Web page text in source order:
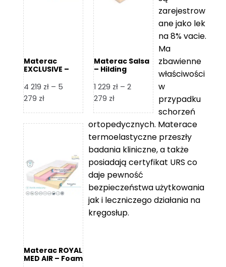
Materac
EXCLUSIVE –
4 219 zł – 5
279 złZakres
od
5
279 zł
Materac Salsa
– Hilding
1 229 zł – 2
279 złZakres
od
1
229 zł
2
279 zł
Materac ROYAL
MED AIR – Foam
zarejestrow
ane jako lek
na 8% vacie.
Ma
zbawienne
właściwości
w
przypadku
schorzeń
ortopedycznych. Materace
termoelastyczne przeszły
badania kliniczne, a także
posiadają certyfikat URS co
daje pewność
bezpieczeństwa użytkowania
jak i leczniczego działania na
kręgosłup.